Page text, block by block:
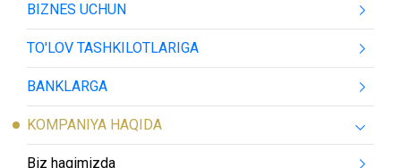
BIZNES UCHUN
TO'LOV TASHKILOTLARIGA
BANKLARGA
KOMPANIYA HAQIDA
Biz haqimizda